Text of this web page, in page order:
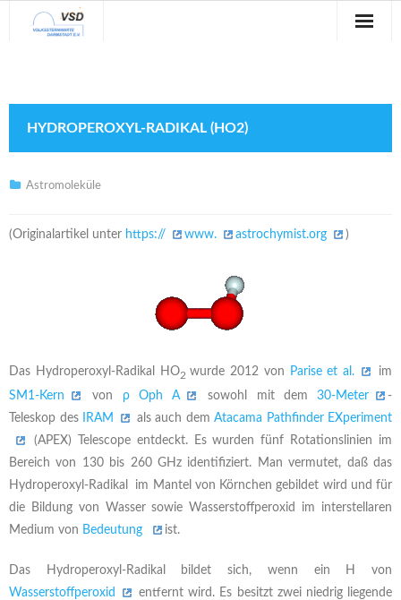
Veranstaltungen
Blog
Galerie
HYDROPEROXYL-RADIKAL (HO2)
Astromoleküle
(Originalartikel unter https:// www. astrochymist.org )
Das Hydroperoxyl-Radikal HO2 wurde 2012 von Parise et al.
im
SM1-Kern
von ρ Oph A sowohl mit dem 30-Meter
-
Teleskop des
IRAM als auch dem Atacama Pathfinder EXperiment
(APEX) Telescope entdeckt. Es wurden fünf Rotationslinien im
Bereich von 130 bis 260 GHz identifiziert. Man vermutet, daß das
Hydroperoxyl-Radikal im Mantel von Körnchen gebildet wird und für
die Bildung von Wasser sowie Wasserstoffperoxid im interstellaren
Medium von Bedeutung ist.
Das Hydroperoxyl-Radikal bildet sich, wenn ein H von
Wasserstoffperoxid
entfernt wird. Es besitzt zwei niedrig liegende